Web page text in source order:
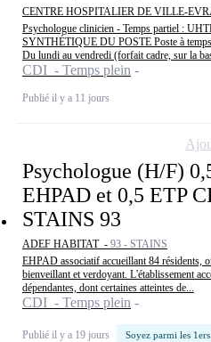
CENTRE HOSPITALIER DE VILLE-
Psychologue clinicien - Temps partiel :
SYNTHÉTIQUE DU POSTE Poste à
Du lundi au vendredi (forfait cadre, sur la
CDI - Temps plein
Publié il y a 11 jours
Psychologue (H/F)
EHPAD et 0,5 ETP
STAINS 93
ADEF HABITAT - 93 - STAINS
EHPAD associatif accueillant 84 résidents,
bienveillant et verdoyant. L'établissement
dépendantes, dont certaines atteintes de...
CDI - Temps plein
Publié il y a 19 jours Soyez parmi les